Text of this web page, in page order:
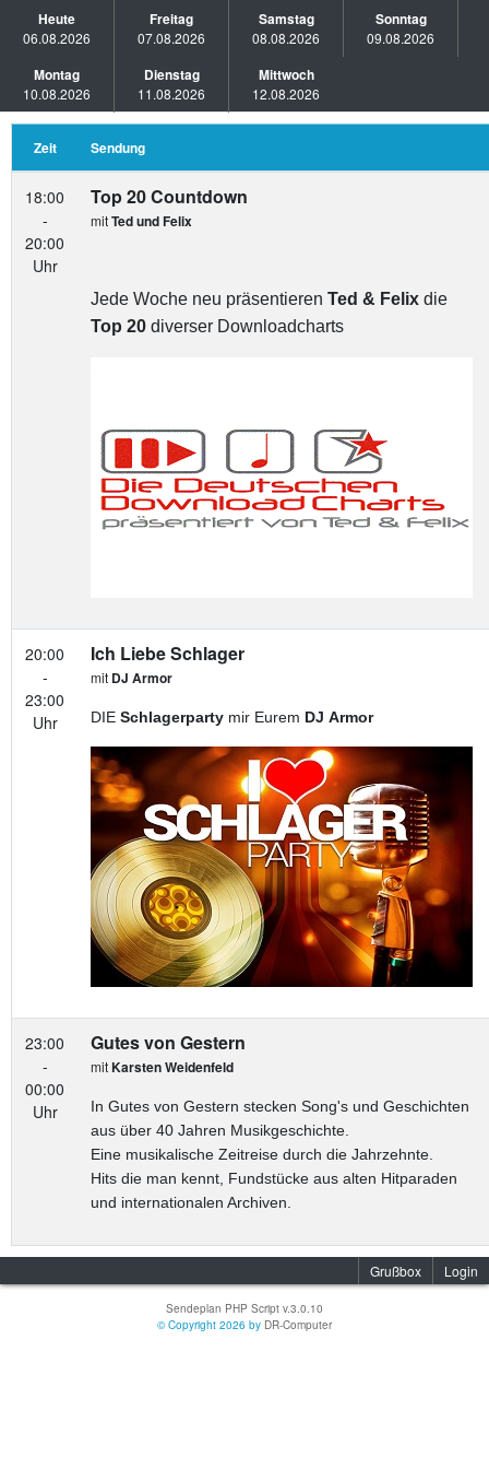
Heute
06.08.2026
Freitag
07.08.2026
Samstag
08.08.2026
Sonntag
09.08.2026
Montag
10.08.2026
Dienstag
11.08.2026
Mittwoch
12.08.2026
Zeit Sendung
18:00
-
20:00
Uhr
Top 20 Countdown
mitTed und Felix
Jede Woche neu präsentieren Ted & Felix die
Top 20 diverser Downloadcharts
20:00
-
23:00
Uhr
Ich Liebe Schlager
mit DJ Armor
DIE Schlagerparty mir Eurem DJ Armor
23:00
-
00:00
Uhr
Gutes von Gestern
mitKarsten Weidenfeld
In Gutes von Gestern stecken Song's und Geschichten
aus über 40 Jahren Musikgeschichte.
Eine musikalische Zeitreise durch die Jahrzehnte.
Hits die man kennt, Fundstücke aus alten Hitparaden
und internationalen Archiven.
Grußbox Login
Sendeplan PHP Script v.3.0.10
© Copyright 2026 by DR-Computer